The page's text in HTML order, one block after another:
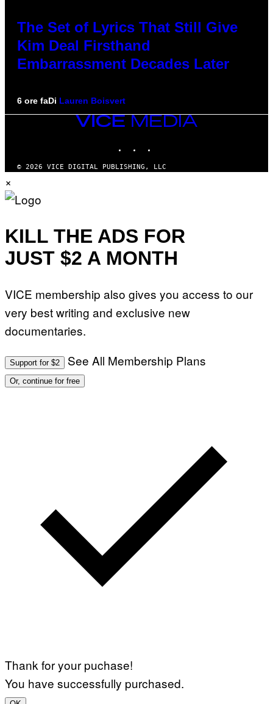
The Set of Lyrics That Still Give
Kim Deal Firsthand
Embarrassment Decades Later
6 ore faDi Lauren Boisvert
VICE
© 2026 VICE DIGITAL PUBLISHING, LLC
×
KILL THE ADS FOR
JUST $2 A MONTH
VICE membership also gives you access to our
very best writing and exclusive new
documentaries.
Support for $2 See All Membership Plans
Or, continue for free
Thank for your puchase!
You have successfully purchased.